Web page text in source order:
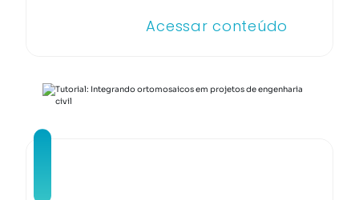
Acessar conteúdo